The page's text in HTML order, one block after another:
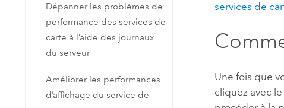
Dépanner les problèmes de
performance des services de
carte à l’aide des journaux
du serveur
Améliorer les performances
d’affichage du service de
services de
Une fois que
cliquez avec